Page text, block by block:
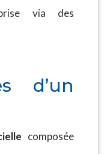
via des
d’un
composée